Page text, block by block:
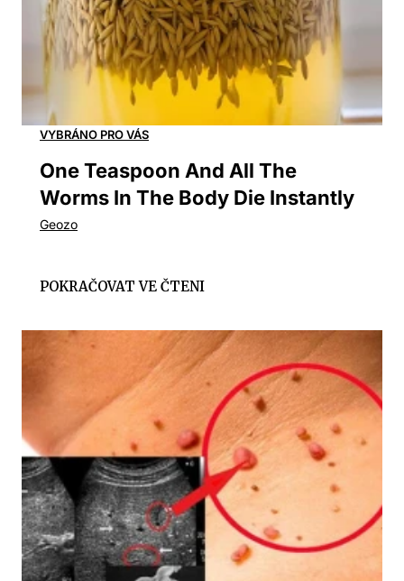
One Teaspoon And All The
Worms In The Body Die Instantly